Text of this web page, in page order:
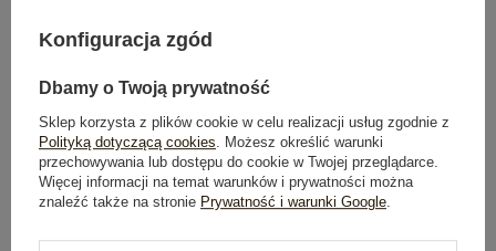
OPIS PRODUKTU
GŁÓWNE PARAMETRY
Konfiguracja zgód
Dbamy o Twoją prywatność
Sklep korzysta z plików cookie w celu realizacji usług zgodnie z
Polityką dotyczącą cookies. Możesz określić warunki
przechowywania lub dostępu do cookie w Twojej przeglądarce.
Więcej informacji na temat warunków i prywatności można
znaleźć także na stronie Prywatność i warunki Google.